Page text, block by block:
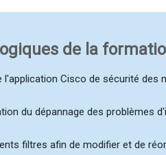
de la
l'application Cisco de sécurité des
du dépannage des problèmes
filtres afin de modifier et de